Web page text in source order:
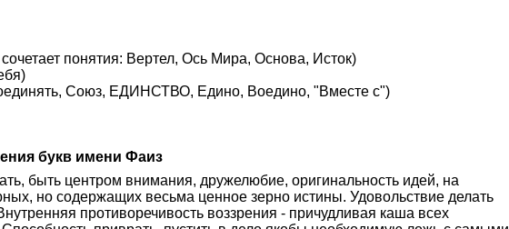
понятия: Вертел, Ось Мира, Основа, Исток)
Союз, ЕДИНСТВО, Едино, Воедино, "Вместе с")
букв имени Фаиз
быть центром внимания, дружелюбие, оригинальность идей, на
но содержащих весьма ценное зерно истины. Удовольствие делать
противоречивость воззрения - причудливая каша всех